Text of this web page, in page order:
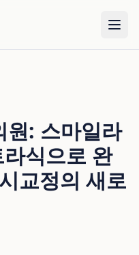
원: 스마일라
식으로 완
교정의 새로